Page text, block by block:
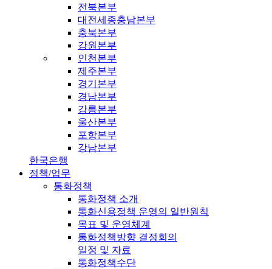
전북본부
대전세종충남본부
충북본부
강원본부
인천본부
제주본부
경기본부
경남본부
강릉본부
울산본부
포항본부
강남본부
한국은행
정책/업무
통화정책
통화정책 소개
통화신용정책 운영의 일반원칙
목표 및 운영체계
통화정책방향 결정회의
일정 및 자료
통화정책수단